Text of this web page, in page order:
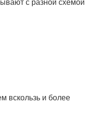
вскользь и более